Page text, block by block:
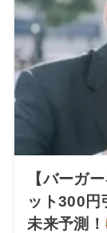
【バーガ
ット300円
未来予測！